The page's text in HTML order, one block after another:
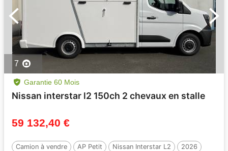
7
Garantie 60 Mois
Nissan interstar l2 150ch 2 chevaux en stalle
59 132,40 €
Camion à vendre AP Petit Nissan Interstar L2
2026